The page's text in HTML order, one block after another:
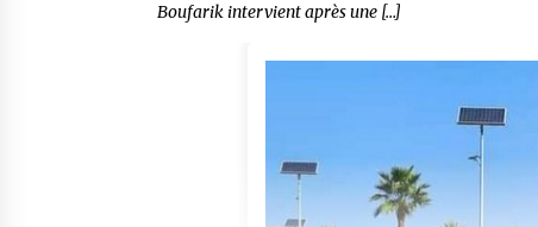
Boufarik intervient après une […]